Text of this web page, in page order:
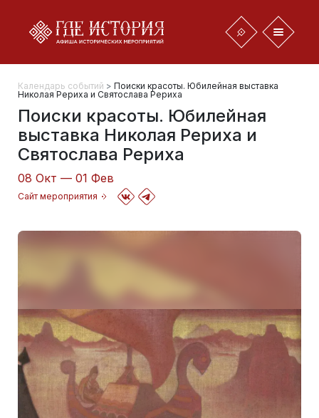
Календарь событий > Поиски красоты. Юбилейная выставка
Николая Рериха и Святослава Рериха
Поиски красоты. Юбилейная
выставка Николая Рериха и
Святослава Рериха
08 Окт — 01 Фев
Сайт мероприятия